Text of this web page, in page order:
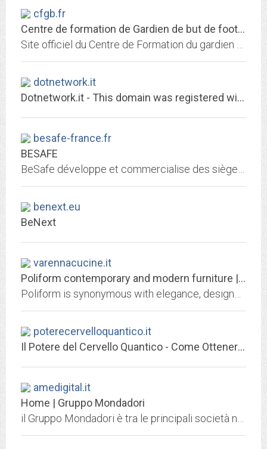
cfgb.fr
Centre de formation de Gardien de but de football - Centre / Ecole / Stage...
dotnetwork.it
Dotnetwork.it - This domain was registered with Match.it
besafe-france.fr
BESAFE
benext.eu
BeNext
varennacucine.it
Poliform contemporary and modern furniture | Poliform
poterecervelloquantico.it
Il Potere del Cervello Quantico - Come Ottenere il libro praticamente GRATIS
amedigital.it
Home | Gruppo Mondadori